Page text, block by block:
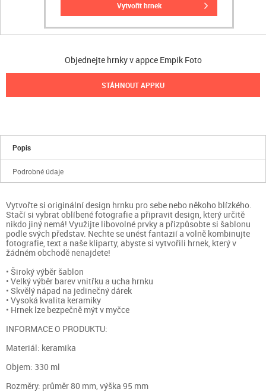
vytvořit hrnek
Objednejte hrnky v appce Empik Foto
STÁHNOUT APPKU
Popis
Podrobné údaje
Vytvořte si originální design hrnku pro sebe nebo někoho blízkého.
Stačí si vybrat oblíbené fotografie a připravit design, který určitě
nikdo jiný nemá! Využijte libovolné prvky a přizpůsobte si šablonu
podle svých představ. Nechte se unést fantazií a volně kombinujte
fotografie, text a naše kliparty, abyste si vytvořili hrnek, který v
žádném obchodě nenajdete!
• Široký výběr šablon
• Velký výběr barev vnitřku a ucha hrnku
• Skvělý nápad na jedinečný dárek
• Vysoká kvalita keramiky
• Hrnek lze bezpečně mýt v myčce
INFORMACE O PRODUKTU:
Materiál: keramika
Objem: 330 ml
Rozměry: průměr 80 mm, výška 95 mm